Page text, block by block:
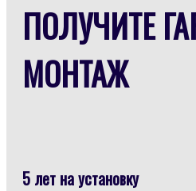
ПОЛУЧИТЕ
МОНТАЖ
5 лет на установку